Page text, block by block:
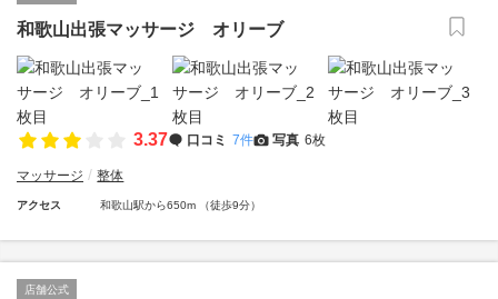
和歌山出張マッサージ オリーブ
3.37 口コミ 7件 写真 6枚
マッサージ 整体
アクセス 和歌山駅から650m （徒歩9分）
店舗公式